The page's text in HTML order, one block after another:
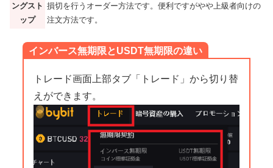
ングスト
ップ
損切を行うオーダー方法です。便利ですがやや上級者向けの
注文方法です。
インバース無期限とUSDT無期限の違い
トレード画面上部タブ「トレード」から切り替
えができます。